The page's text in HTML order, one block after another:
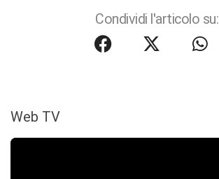
Condividi l'articolo su:
Web TV